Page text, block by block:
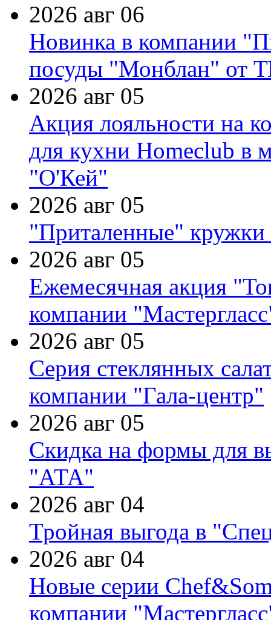
2026 авг 06
Новинка в компании
посуды "Монблан" от
2026 авг 05
Акция лояльности на
для кухни Homeclub в
"О'Кей"
2026 авг 05
"Приталенные" кружки
2026 авг 05
Ежемесячная акция
компании
2026 авг 05
Серия стеклянных
компании "Гала-центр"
2026 авг 05
Скидка на формы для
"АТА"
2026 авг 04
Тройная выгода в
2026 авг 04
Новые серии
компании